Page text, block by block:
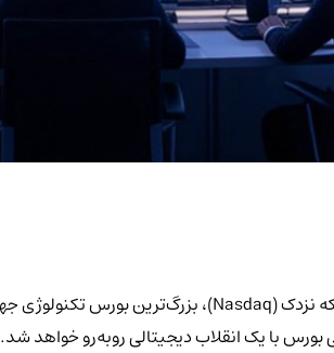
با یک انقلاب دیجیتالی روبه‌رو خواهد شد.